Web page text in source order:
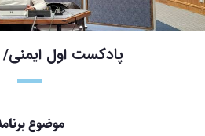
پادکست اول ایمنی/
موضوع